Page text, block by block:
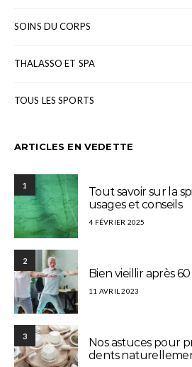
SOINS DU CORPS
THALASSO ET SPA
TOUS LES SPORTS
ARTICLES EN VEDETTE
1
Tout savoir sur la
usages et conseils
4 FÉVRIER 2025
2
Bien vieillir après
11 AVRIL 2023
3
Nos astuces pour
dents